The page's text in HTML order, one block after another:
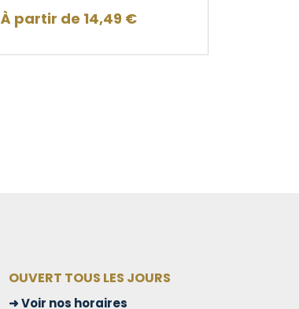
À partir de 14,49 €
OUVERT TOUS LES JOURS
Voir nos horaires